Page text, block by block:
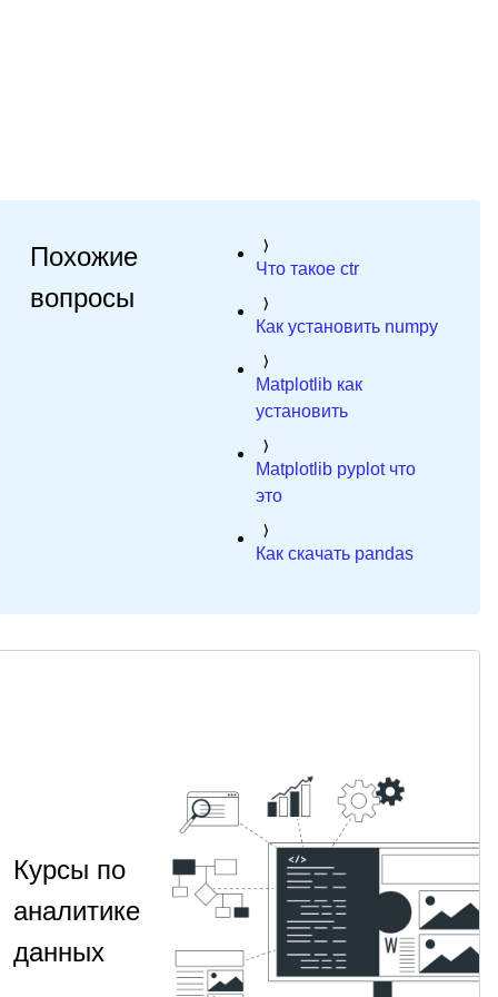
Похожие
вопросы
Что такое ctr
Как установить numpy
Matplotlib как
установить
Matplotlib pyplot что
это
Как скачать pandas
Курсы по
аналитике
данных